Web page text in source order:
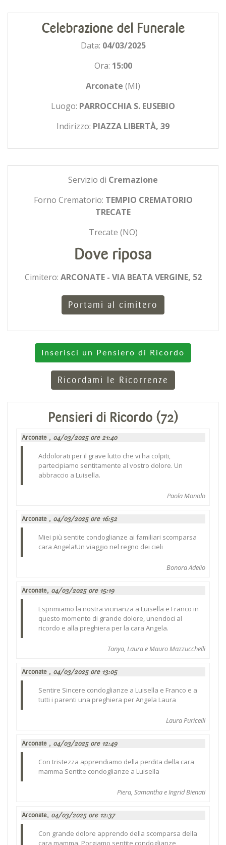
Celebrazione del Funerale
Data: 04/03/2025
Ora: 15:00
Arconate (MI)
Luogo: PARROCCHIA S. EUSEBIO
Indirizzo: PIAZZA LIBERTÀ, 39
Servizio di Cremazione
Forno Crematorio: TEMPIO CREMATORIO
TRECATE
Trecate (NO)
Dove riposa
Cimitero: ARCONATE - VIA BEATA VERGINE, 52
Portami al cimitero
Inserisci un Pensiero di Ricordo
Ricordami le Ricorrenze
Pensieri di Ricordo (72)
Arconate , 04/03/2025 ore 21:40
Addolorati per il grave lutto che vi ha colpiti,
partecipiamo sentitamente al vostro dolore. Un
abbraccio a Luisella.
Paola Monolo
Arconate , 04/03/2025 ore 16:52
Miei più sentite condoglianze ai familiari scomparsa
cara Angela!Un viaggio nel regno dei cieli
Bonora Adelio
Arconate, 04/03/2025 ore 15:19
Esprimiamo la nostra vicinanza a Luisella e Franco in
questo momento di grande dolore, unendoci al
ricordo e alla preghiera per la cara Angela.
Tanya, Laura e Mauro Mazzucchelli
Arconate , 04/03/2025 ore 13:05
Sentire Sincere condoglianze a Luisella e Franco e a
tutti i parenti una preghiera per Angela Laura
Laura Puricelli
Arconate , 04/03/2025 ore 12:49
Con tristezza apprendiamo della perdita della cara
mamma Sentite condoglianze a Luisella
Piera, Samantha e Ingrid Bienati
Arconate, 04/03/2025 ore 12:37
Con grande dolore apprendo della scomparsa della
cara mamma. Porgiamo sentite condoglianze,